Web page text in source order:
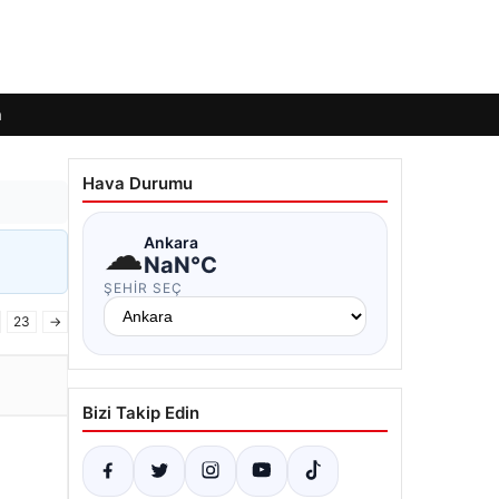
23 →
Hava Durumu
☁Ankara
NaN°C
ŞEHIR SEÇ
Bizi Takip Edin